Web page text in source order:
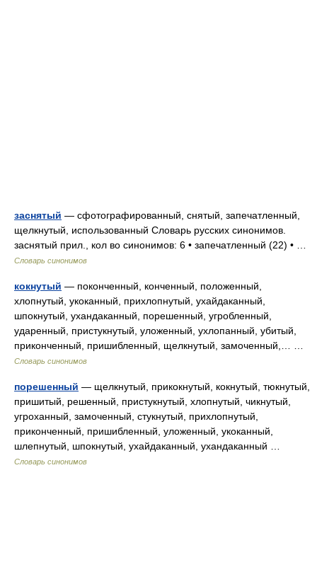
заснятый — сфотографированный, снятый, запечатленный,
щелкнутый, использованный Словарь русских синонимов.
заснятый прил., кол во синонимов: 6 • запечатленный (22) • …
Словарь синонимов
кокнутый — поконченный, конченный, положенный,
хлопнутый, укоканный, прихлопнутый, ухайдаканный,
шпокнутый, ухандаканный, порешенный, угробленный,
ударенный, пристукнутый, уложенный, ухлопанный, убитый,
приконченный, пришибленный, щелкнутый, замоченный,… …
Словарь синонимов
порешенный — щелкнутый, прикокнутый, кокнутый, тюкнутый,
пришитый, решенный, пристукнутый, хлопнутый, чикнутый,
угроханный, замоченный, стукнутый, прихлопнутый,
приконченный, пришибленный, уложенный, укоканный,
шлепнутый, шпокнутый, ухайдаканный, ухандаканный …
Словарь синонимов